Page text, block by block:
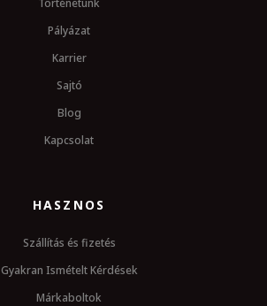
Történetünk
Pályázat
Karrier
Sajtó
Blog
Kapcsolat
HASZNOS
Szállítás és fizetés
Gyakran Ismételt Kérdések
Márkaboltok